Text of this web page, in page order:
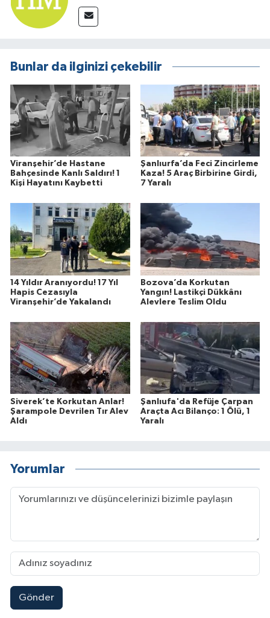
Bunlar da ilginizi çekebilir
Viranşehir’de Hastane
Bahçesinde Kanlı Saldırı! 1
Kişi Hayatını Kaybetti
Şanlıurfa’da Feci Zincirleme
Kaza! 5 Araç Birbirine Girdi,
7 Yaralı
14 Yıldır Aranıyordu! 17 Yıl
Hapis Cezasıyla
Viranşehir’de Yakalandı
Bozova’da Korkutan
Yangın! Lastikçi Dükkânı
Alevlere Teslim Oldu
Siverek’te Korkutan Anlar!
Şarampole Devrilen Tır Alev
Aldı
Şanlıufa'da Refüje Çarpan
Araçta Acı Bilanço: 1 Ölü, 1
Yaralı
Yorumlar
Gönder